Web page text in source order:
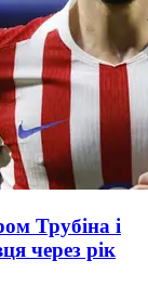
Трубіна і
через рік